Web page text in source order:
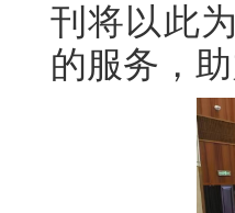
刊将以此
的服务，